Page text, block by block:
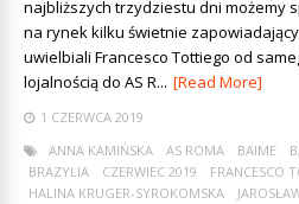
najbliższych trzydziestu dni możemy
na rynek kilku świetnie
uwielbiali Francesco Tottiego od
lojalnością do AS R... [Read More]
1 CZERWCA 2019
ANNA KAMIŃSKA
AS ROMA BAIME
BRAZYLIA
CZERWIEC 2019 FRANCESCO
HALINA KRUGER-SYROKOMSKA